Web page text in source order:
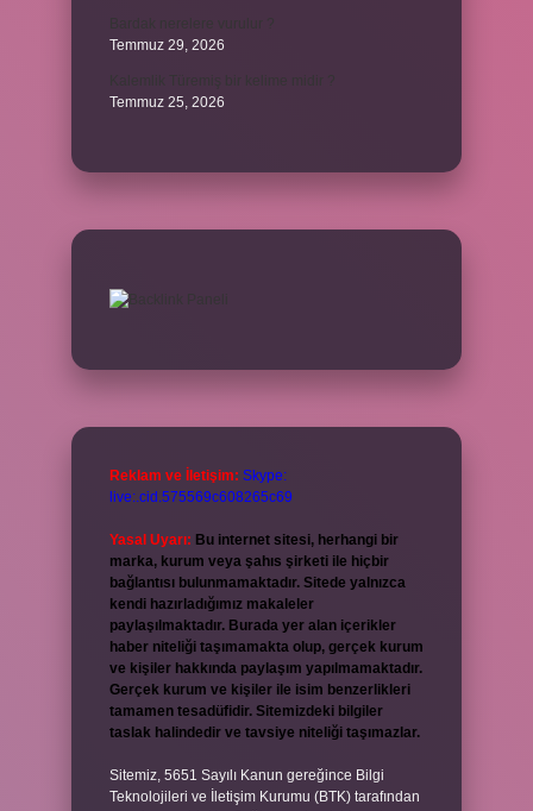
Temmuz 29, 2026
Temmuz 25, 2026
Reklam ve İletişim: Skype:
live:.cid.575569c608265c69
Yasal Uyarı: Bu internet sitesi, herhangi bir
marka, kurum veya şahıs şirketi ile hiçbir
bağlantısı bulunmamaktadır. Sitede yalnızca
kendi hazırladığımız makaleler
paylaşılmaktadır. Burada yer alan içerikler
haber niteliği taşımamakta olup, gerçek kurum
ve kişiler hakkında paylaşım yapılmamaktadır.
Gerçek kurum ve kişiler ile isim benzerlikleri
tamamen tesadüfidir. Sitemizdeki bilgiler
taslak halindedir ve tavsiye niteliği taşımazlar.
Sitemiz, 5651 Sayılı Kanun gereğince Bilgi
Teknolojileri ve İletişim Kurumu (BTK) tarafından